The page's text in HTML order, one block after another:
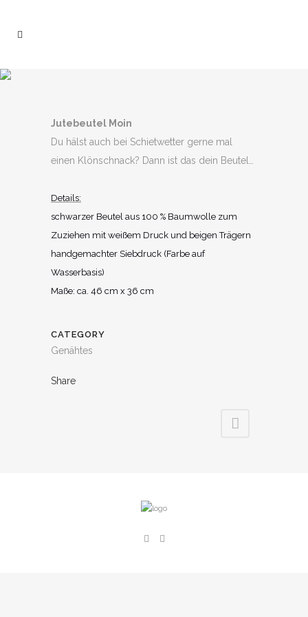
Jutebeutel Moin
Du hälst auch bei Schietwetter gerne mal
einen Klönschnack? Dann ist das dein Beutel…
Details:
schwarzer Beutel aus 100 % Baumwolle zum
Zuziehen mit weißem Druck und beigen Trägern
handgemachter Siebdruck (Farbe auf
Wasserbasis)
Maße: ca. 46 cm x 36 cm
CATEGORY
Genähtes
Share